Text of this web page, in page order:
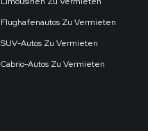
Flughafenautos Zu Vermieten
SUV-Autos Zu Vermieten
Cabrio-Autos Zu Vermieten